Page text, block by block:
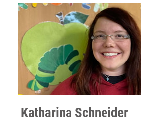
Katharina Schneider